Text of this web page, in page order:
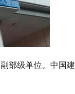
部级单位。中国